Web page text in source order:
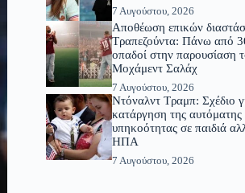
7 Αυγούστου, 2026
Αποθέωση επικών
Τραπεζούντα: Πάνω από
οπαδοί στην παρουσίαση
Μοχάμεντ Σαλάχ
7 Αυγούστου, 2026
Ντόναλντ Τραμπ: Σχέδιο
κατάργηση της αυτόματης
υπηκοότητας σε παιδιά
ΗΠΑ
7 Αυγούστου, 2026